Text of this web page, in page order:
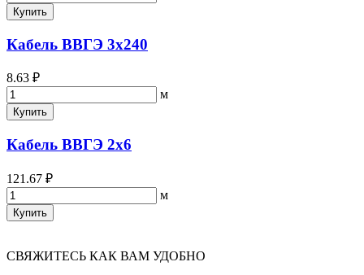
Купить
Кабель ВВГЭ 3х240
8.63 ₽
м
Купить
Кабель ВВГЭ 2х6
121.67 ₽
м
Купить
СВЯЖИТЕСЬ КАК ВАМ УДОБНО